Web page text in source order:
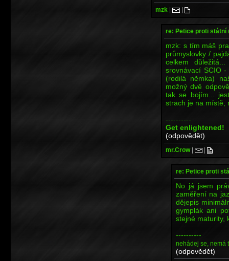
mzk | |
re: Petice proti státní
mzk: s tím máš
průmyslovky /
celkem
srovnávací SCIO
(rodilá němka)
možný dvě
tak se bojím...
strach je na místě,
----------
Get enlightened!
(odpovědět)
mr.Crow| |
re: Petice proti
No já jsem
zaměření na
dějepis
gymplák ani
stejné maturity,
----------
nehádej se, nemá
(odpovědět)